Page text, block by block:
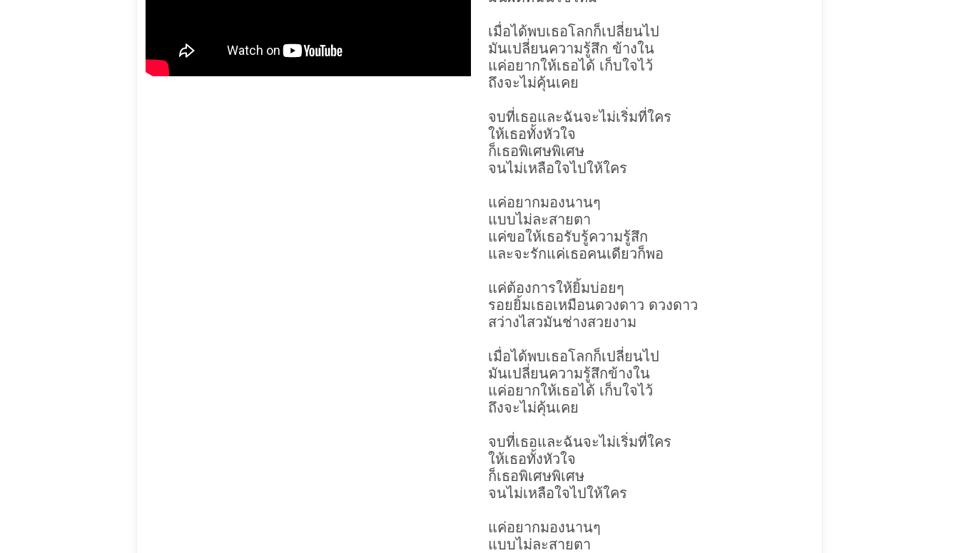
เมื่อได้พบเธอโลกก็เปลี่ยนไป
มันเปลี่ยนความรู้สึก ข้างใน
แค่อยากให้เธอได้ เก็บใจไว้
ถึงจะไม่คุ้นเคย
จบที่เธอและฉันจะไม่เริ่มที่ใคร
ให้เธอทั้งหัวใจ
ก็เธอพิเศษพิเศษ
จนไม่เหลือใจไปให้ใคร
แค่อยากมองนานๆ
แบบไม่ละสายตา
แค่ขอให้เธอรับรู้ความรู้สึก
และจะรักแค่เธอคนเดียวก็พอ
แค่ต้องการให้ยิ้มบ่อยๆ
รอยยิ้มเธอเหมือนดวงดาว ดวงดาว
สว่างไสวมันช่างสวยงาม
เมื่อได้พบเธอโลกก็เปลี่ยนไป
มันเปลี่ยนความรู้สึกข้างใน
แค่อยากให้เธอได้ เก็บใจไว้
ถึงจะไม่คุ้นเคย
จบที่เธอและฉันจะไม่เริ่มที่ใคร
ให้เธอทั้งหัวใจ
ก็เธอพิเศษพิเศษ
จนไม่เหลือใจไปให้ใคร
แค่อยากมองนานๆ
แบบไม่ละสายตา